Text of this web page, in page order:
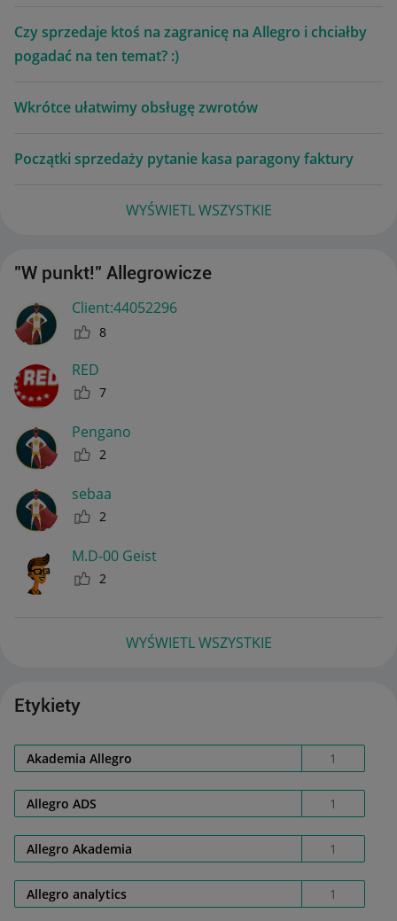
Czy sprzedaje ktoś na zagranicę na Allegro i chciałby
pogadać na ten temat? :)
Wkrótce ułatwimy obsługę zwrotów
Początki sprzedaży pytanie kasa paragony faktury
WYŚWIETL WSZYSTKIE
"W punkt!" Allegrowicze
Client:44052296
8
RED
7
Pengano
2
sebaa
2
M.D-00 Geist
2
WYŚWIETL WSZYSTKIE
Etykiety
Akademia Allegro 1
Allegro ADS 1
Allegro Akademia 1
Allegro analytics 1